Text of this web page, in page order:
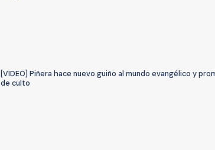
[VIDEO] Piñera hace nuevo guiño al mundo evangélico y
de culto